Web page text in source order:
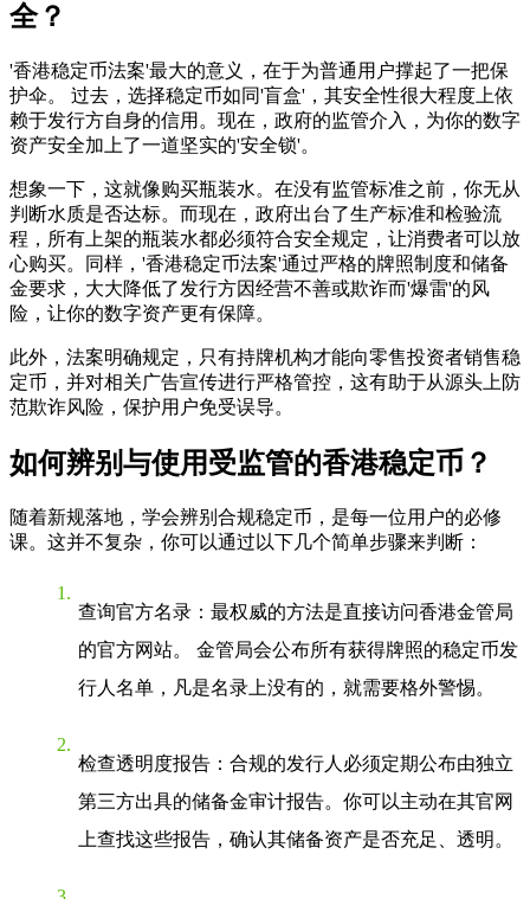
全？
'香港稳定币法案'最大的意义，在于为普通用户撑起了一把保
护伞。 过去，选择稳定币如同'盲盒'，其安全性很大程度上依
赖于发行方自身的信用。现在，政府的监管介入，为你的数字
资产安全加上了一道坚实的'安全锁'。
想象一下，这就像购买瓶装水。在没有监管标准之前，你无从
判断水质是否达标。而现在，政府出台了生产标准和检验流
程，所有上架的瓶装水都必须符合安全规定，让消费者可以放
心购买。同样，'香港稳定币法案'通过严格的牌照制度和储备
金要求，大大降低了发行方因经营不善或欺诈而'爆雷'的风
险，让你的数字资产更有保障。
此外，法案明确规定，只有持牌机构才能向零售投资者销售稳
定币，并对相关广告宣传进行严格管控，这有助于从源头上防
范欺诈风险，保护用户免受误导。
如何辨别与使用受监管的香港稳定币？
随着新规落地，学会辨别合规稳定币，是每一位用户的必修
课。这并不复杂，你可以通过以下几个简单步骤来判断：
查询官方名录 ：最权威的方法是直接访问香港金管局
的官方网站。 金管局会公布所有获得牌照的稳定币发
行人名单，凡是名录上没有的，就需要格外警惕。
检查透明度报告 ：合规的发行人必须定期公布由独立
第三方出具的储备金审计报告。你可以主动在其官网
上查找这些报告，确认其储备资产是否充足、透明。